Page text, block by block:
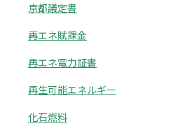
京都議定書
再エネ賦課金
再エネ電力証書
再生可能エネルギー
化石燃料